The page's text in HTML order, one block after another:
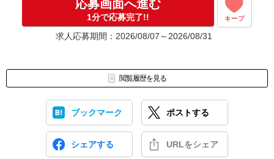
応募画面へ進む
1分で応募完了!! キープ
求人応募期間：2026/08/07～2026/08/31
閲覧履歴を見る
ブックマーク ポストする
シェアする URLをシェア